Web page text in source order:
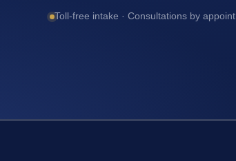
Toll-free intake · Consultations by